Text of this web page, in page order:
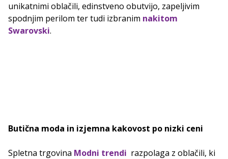
unikatnimi oblačili, edinstveno obutvijo, zapeljivim
spodnjim perilom ter tudi izbranim nakitom
Swarovski.
Butična moda in izjemna kakovost po nizki ceni
Spletna trgovina Modni trendi razpolaga z oblačili, ki